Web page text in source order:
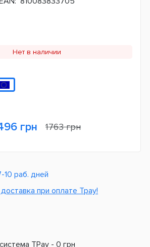
Нет в наличии
грн 1763 грн
10 раб. дней
при оплате Tpay!
TPay - 0 грн